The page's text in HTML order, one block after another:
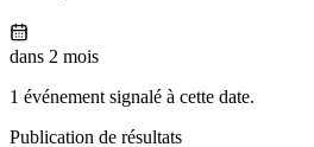
dans 2 mois
1 événement signalé à cette date.
Publication de résultats